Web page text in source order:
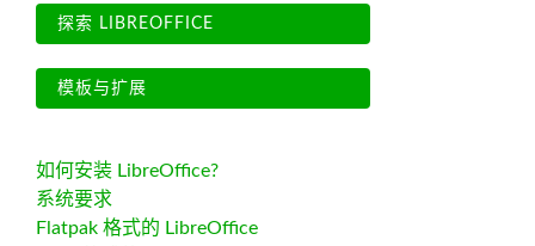
探索 LIBREOFFICE
模板与扩展
如何安装 LibreOffice?
系统要求
Flatpak 格式的 LibreOffice